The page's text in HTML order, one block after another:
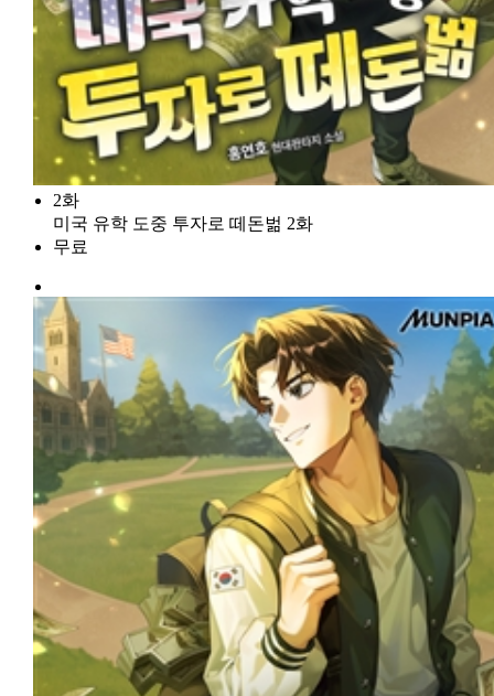
2화
미국 유학 도중 투자로 떼돈벎 2화
무료